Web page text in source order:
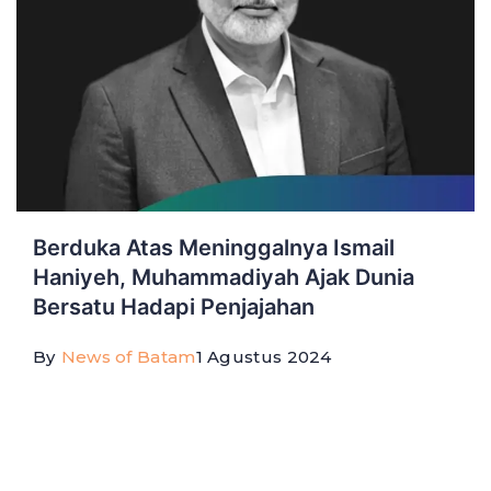
Berduka Atas Meninggalnya Ismail
Haniyeh, Muhammadiyah Ajak Dunia
Bersatu Hadapi Penjajahan
By News of Batam1 Agustus 2024